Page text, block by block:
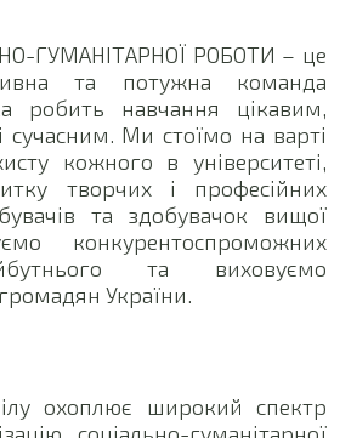
ГУМАНІТАРНОЇ РОБОТИ – це
та потужна команда
робить навчання цікавим,
сучасним. Ми стоїмо на варті
кожного в університеті,
творчих і професійних
та здобувачок вищої
конкурентоспроможних
та виховуємо
України.
охоплює широкий спектр